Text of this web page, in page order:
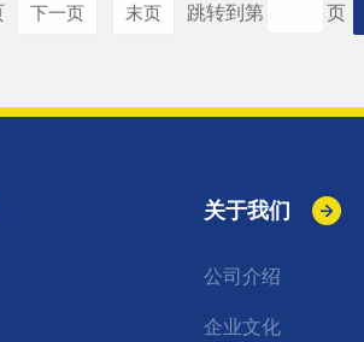
下一页 末页 跳转到第 页
关于我们
公司介绍
企业文化